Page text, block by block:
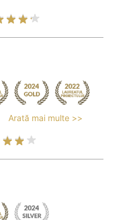
Arată mai multe >>